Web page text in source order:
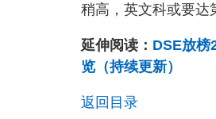
稍高，英文科或要达
延伸阅读： DSE放榜
览（持续更新）
返回目录